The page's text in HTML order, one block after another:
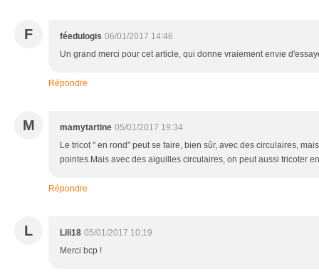
F féedulogis 06/01/2017 14:46
Un grand merci pour cet article, qui donne vraiement envie
Répondre
M mamytartine 05/01/2017 19:34
Le tricot " en rond" peut se faire, bien sûr, avec des circulaires,
pointes.Mais avec des aiguilles circulaires, on peut aussi tricoter
Répondre
L Lili18 05/01/2017 10:19
Merci bcp !